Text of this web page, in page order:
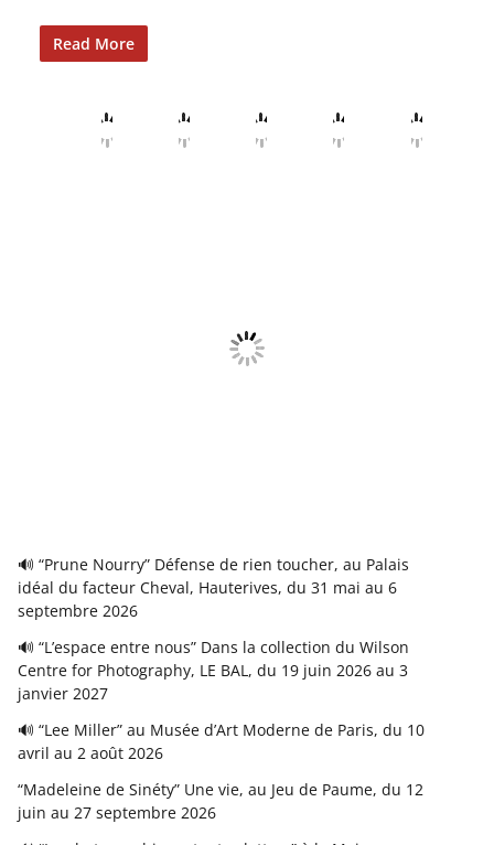
Read More
🔊 “Prune Nourry” Défense de rien toucher, au Palais
idéal du facteur Cheval, Hauterives, du 31 mai au 6
septembre 2026
🔊 “L’espace entre nous” Dans la collection du Wilson
Centre for Photography, LE BAL, du 19 juin 2026 au 3
janvier 2027
🔊 “Lee Miller” au Musée d’Art Moderne de Paris, du 10
avril au 2 août 2026
“Madeleine de Sinéty” Une vie, au Jeu de Paume, du 12
juin au 27 septembre 2026